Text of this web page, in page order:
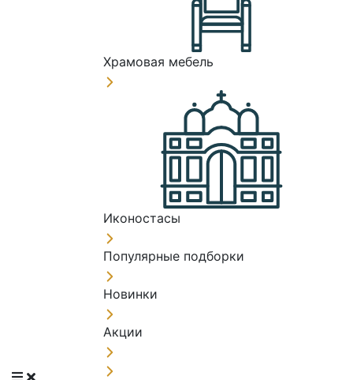
Храмовая мебель
Иконостасы
Популярные подборки
Новинки
Акции